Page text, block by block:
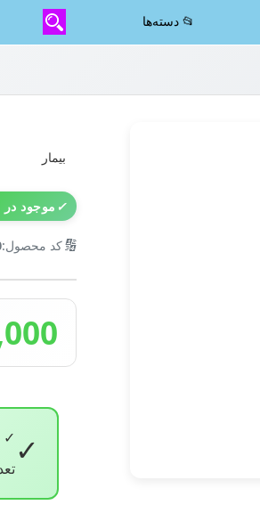
📂 دسته‌ها
بیمار
✓ موجود در
🔢کد محصول:
✓
✓